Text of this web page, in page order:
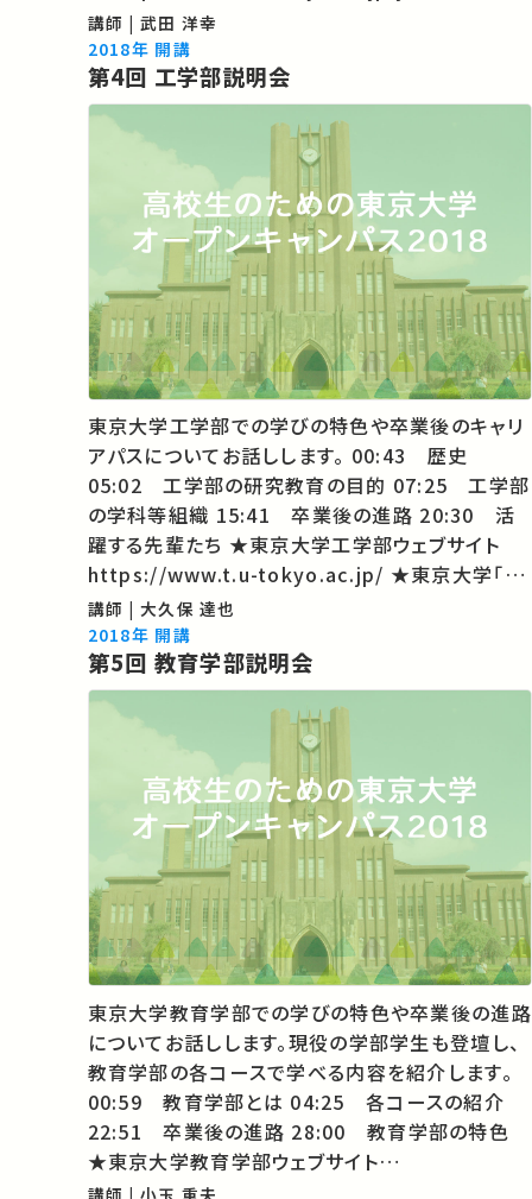
学理学部YouTubeチャンネル
https://www.youtube.com/channel/
-AdzOjjP64otvA ★東京大…
講師 | 武田 洋幸
2018年 開講
第4回 工学部説明会
東京大学工学部での学びの特色や卒業後のキャリ
アパスについてお話しします。 00:43 歴史
05:02 工学部の研究教育の目的 07:25 工学部
の学科等組織 15:41 卒業後の進路 20:30 活
躍する先輩たち ★東京大学工学部ウェブサイト
https://www.t.u-tokyo.ac.jp/ ★東京大学「入
学・進学をご希望の方へ」 http://www.u-
tokyo.ac.jp/index/k00_j.html ★東大TVのコ
ンテンツがほ…
講師 | 大久保 達也
2018年 開講
第5回 教育学部説明会
東京大学教育学部での学びの特色や卒業後の進路
についてお話しします。現役の学部学生も登壇し、
教育学部の各コースで学べる内容を紹介します。
00:59 教育学部とは 04:25 各コースの紹介
22:51 卒業後の進路 28:00 教育学部の特色
★東京大学教育学部ウェブサイト
http://www.p.u-tokyo.ac.jp/ ★東京大学「入